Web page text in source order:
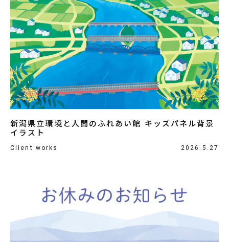
新潟県立環境と人間のふれあい館 キッズパネル背景
イラスト
Client works 2026.5.27